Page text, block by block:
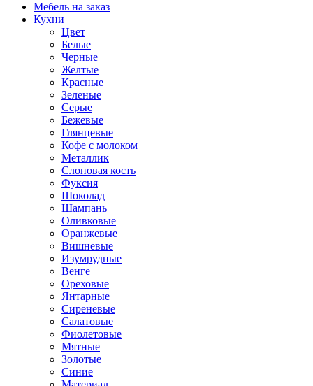
Мебель на заказ
Кухни
Цвет
Белые
Черные
Желтые
Красные
Зеленые
Серые
Бежевые
Глянцевые
Кофе с молоком
Металлик
Слоновая кость
Фуксия
Шоколад
Шампань
Оливковые
Оранжевые
Вишневые
Изумрудные
Венге
Ореховые
Янтарные
Сиреневые
Салатовые
Фиолетовые
Мятные
Золотые
Синие